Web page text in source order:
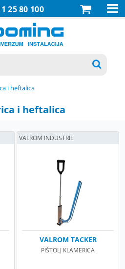
25 80 100 

i heftalica
i heftalica
VALROM TACKER
PIŠTOLJ KLAMERICA
VALROM INDUSTRIE